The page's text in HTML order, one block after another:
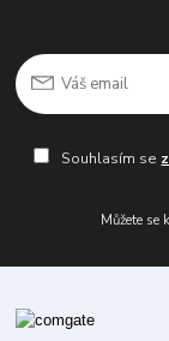
Souhlasím se
Můžete